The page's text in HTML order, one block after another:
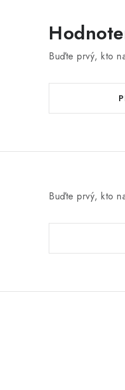
Buďte prvý, kto
Buďte prvý, kto